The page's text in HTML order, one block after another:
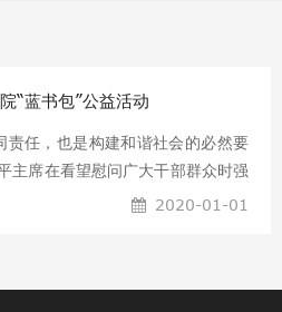
“蓝书包”公益活动
责任，也是构建和谐社会的必然要
席在看望慰问广大干部群众时强
贫困山区抓发展在根上还是要把教
2020-01-01